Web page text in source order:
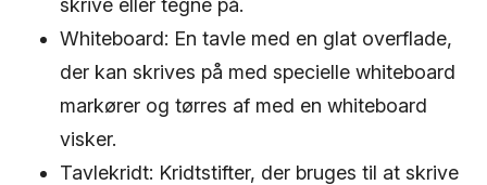
skrive eller tegne på.
Whiteboard: En tavle med en glat overflade,
der kan skrives på med specielle whiteboard
markører og tørres af med en whiteboard
visker.
Tavlekridt: Kridtstifter, der bruges til at skrive